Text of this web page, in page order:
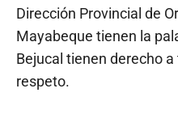
Dirección Provincial de
Mayabeque tienen la
Bejucal tienen derecho
respeto.